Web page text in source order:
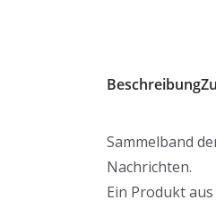
Beschreibung
Sammelband
Nachrichten.
Ein Produkt